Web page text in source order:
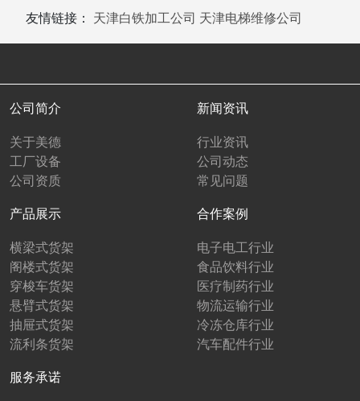
友情链接： 天津白铁加工公司 天津电梯维修公司
公司简介
关于美德
工厂设备
公司资质
新闻资讯
行业资讯
公司动态
常见问题
产品展示
横梁式货架
阁楼式货架
穿梭车货架
悬臂式货架
抽屉式货架
流利条货架
合作案例
电子电工行业
食品饮料行业
医疗制药行业
物流运输行业
冷冻仓库行业
汽车配件行业
服务承诺